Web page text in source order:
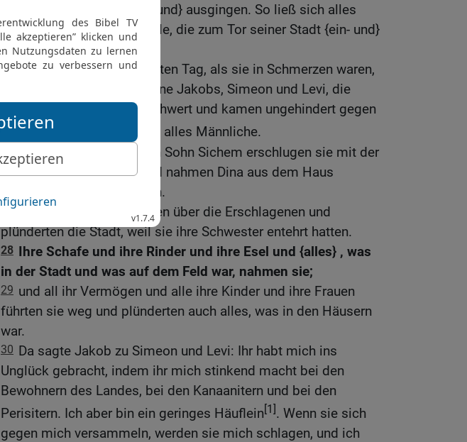
zum Tor seiner Stadt {ein- und} ausgingen. So ließ sich alles
Männliche beschneiden, alle, die zum Tor seiner Stadt {ein- und}
ausgingen.
25 Und es geschah am dritten Tag, als sie in Schmerzen waren,
da nahmen die beiden Söhne Jakobs, Simeon und Levi, die
Brüder Dinas, jeder sein Schwert und kamen ungehindert gegen
die Stadt
und erschlugen alles Männliche.
Auch Hamor und seinen Sohn Sichem erschlugen sie mit der
Schärfe des Schwertes und nahmen Dina aus dem Haus
Sichems und gingen davon.
27 Die Söhne Jakobs kamen über die Erschlagenen und
plünderten die Stadt, weil sie ihre Schwester entehrt hatten.
28 Ihre Schafe und ihre Rinder und ihre Esel und {alles} , was
in der Stadt und was auf dem Feld war, nahmen sie;
29 und all ihr Vermögen und alle ihre Kinder und ihre Frauen
führten sie weg und plünderten auch alles, was in den Häusern
war.
30 Da sagte Jakob zu Simeon und Levi: Ihr habt mich ins
Unglück gebracht, indem ihr mich stinkend macht bei den
Bewohnern des Landes, bei den Kanaanitern und bei den
Perisitern. Ich aber bin ein geringes Häuflein[1]. Wenn sie sich
gegen mich versammeln, werden sie mich schlagen, und ich